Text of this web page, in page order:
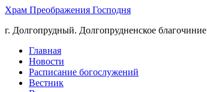
Храм Преображения Господня
г. Долгопрудный. Долгопрудненское благочиние
Главная
Новости
Расписание богослужений
Вестник